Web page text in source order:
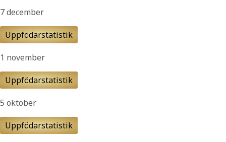
7 december
Uppfödarstatistik
1 november
Uppfödarstatistik
5 oktober
Uppfödarstatistik